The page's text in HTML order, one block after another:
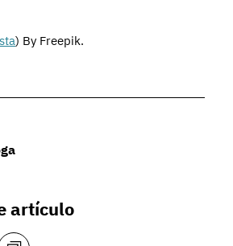
) By Freepik.
artículo